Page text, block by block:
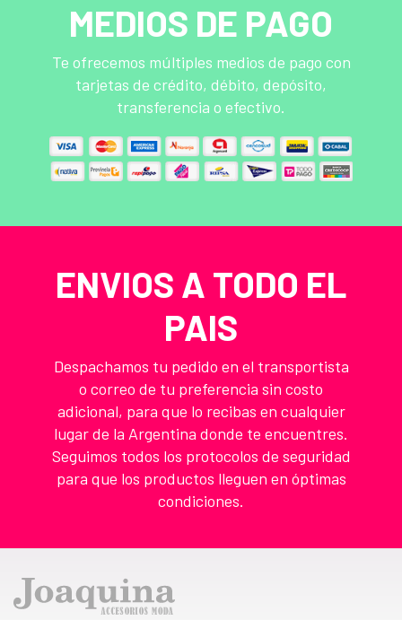
MEDIOS DE PAGO
Te ofrecemos múltiples medios de pago con
tarjetas de crédito, débito, depósito,
transferencia o efectivo.
ENVIOS A TODO EL
PAIS
Despachamos tu pedido en el transportista
o correo de tu preferencia sin costo
adicional, para que lo recibas en cualquier
lugar de la Argentina donde te encuentres.
Seguimos todos los protocolos de seguridad
para que los productos lleguen en óptimas
condiciones.